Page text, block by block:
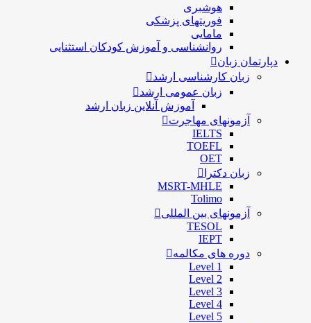
هوشبری
فوریتهای پزشکی
مامایی
روانشناسی و آموزش کودکان استثنایی
دپارتمان زبان
زبان کارشناسی ارشد
زبان عمومی ارشد
آموزش آنلاین زبان ارشد
آزمونهای مهاجرت
IELTS
TOEFL
OET
زبان دکترا
MSRT-MHLE
Tolimo
آزمونهای بین المللی
TESOL
IEPT
دوره های مکالمه
Level 1
Level 2
Level 3
Level 4
Level 5